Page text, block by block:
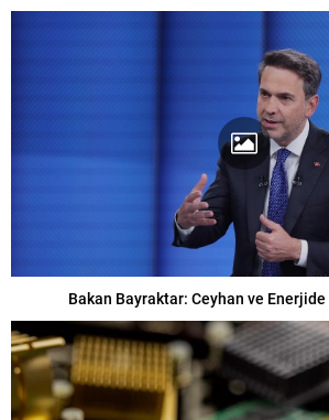
Bakan Bayraktar: Ceyhan ve